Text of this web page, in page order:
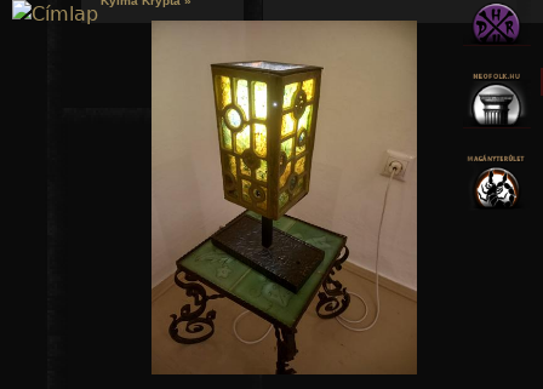
Jump to navigation